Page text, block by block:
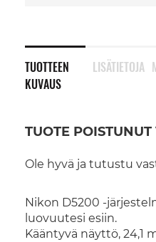
TUOTTEEN
KUVAUS
TUOTE
Ole hyvä ja tutustu
Nikon D5200 -
luovuutesi esiin.
Kääntyvä näyttö, 24,1
LISÄTIETOJA